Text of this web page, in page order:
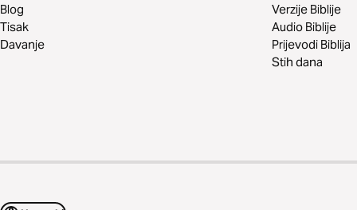
Blog
Tisak
Davanje
Verzije Biblije
Audio Biblije
Prijevodi Biblija
Stih dana